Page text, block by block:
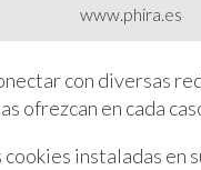
www.phira.es
con diversas
ofrezcan en cada
instaladas en